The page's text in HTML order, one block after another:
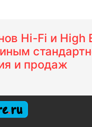
Hi-Fi и High
и продаж